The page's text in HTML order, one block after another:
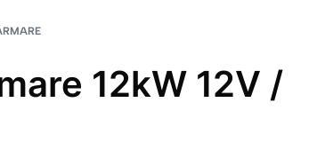
12kW 12V /